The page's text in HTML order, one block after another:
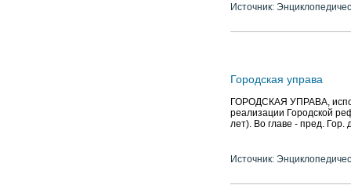
Источник:
Городская управа
ГОРОДСКАЯ УПРАВА,
реализации Городской
лет). Во главе - пред. Гор.
Источник: